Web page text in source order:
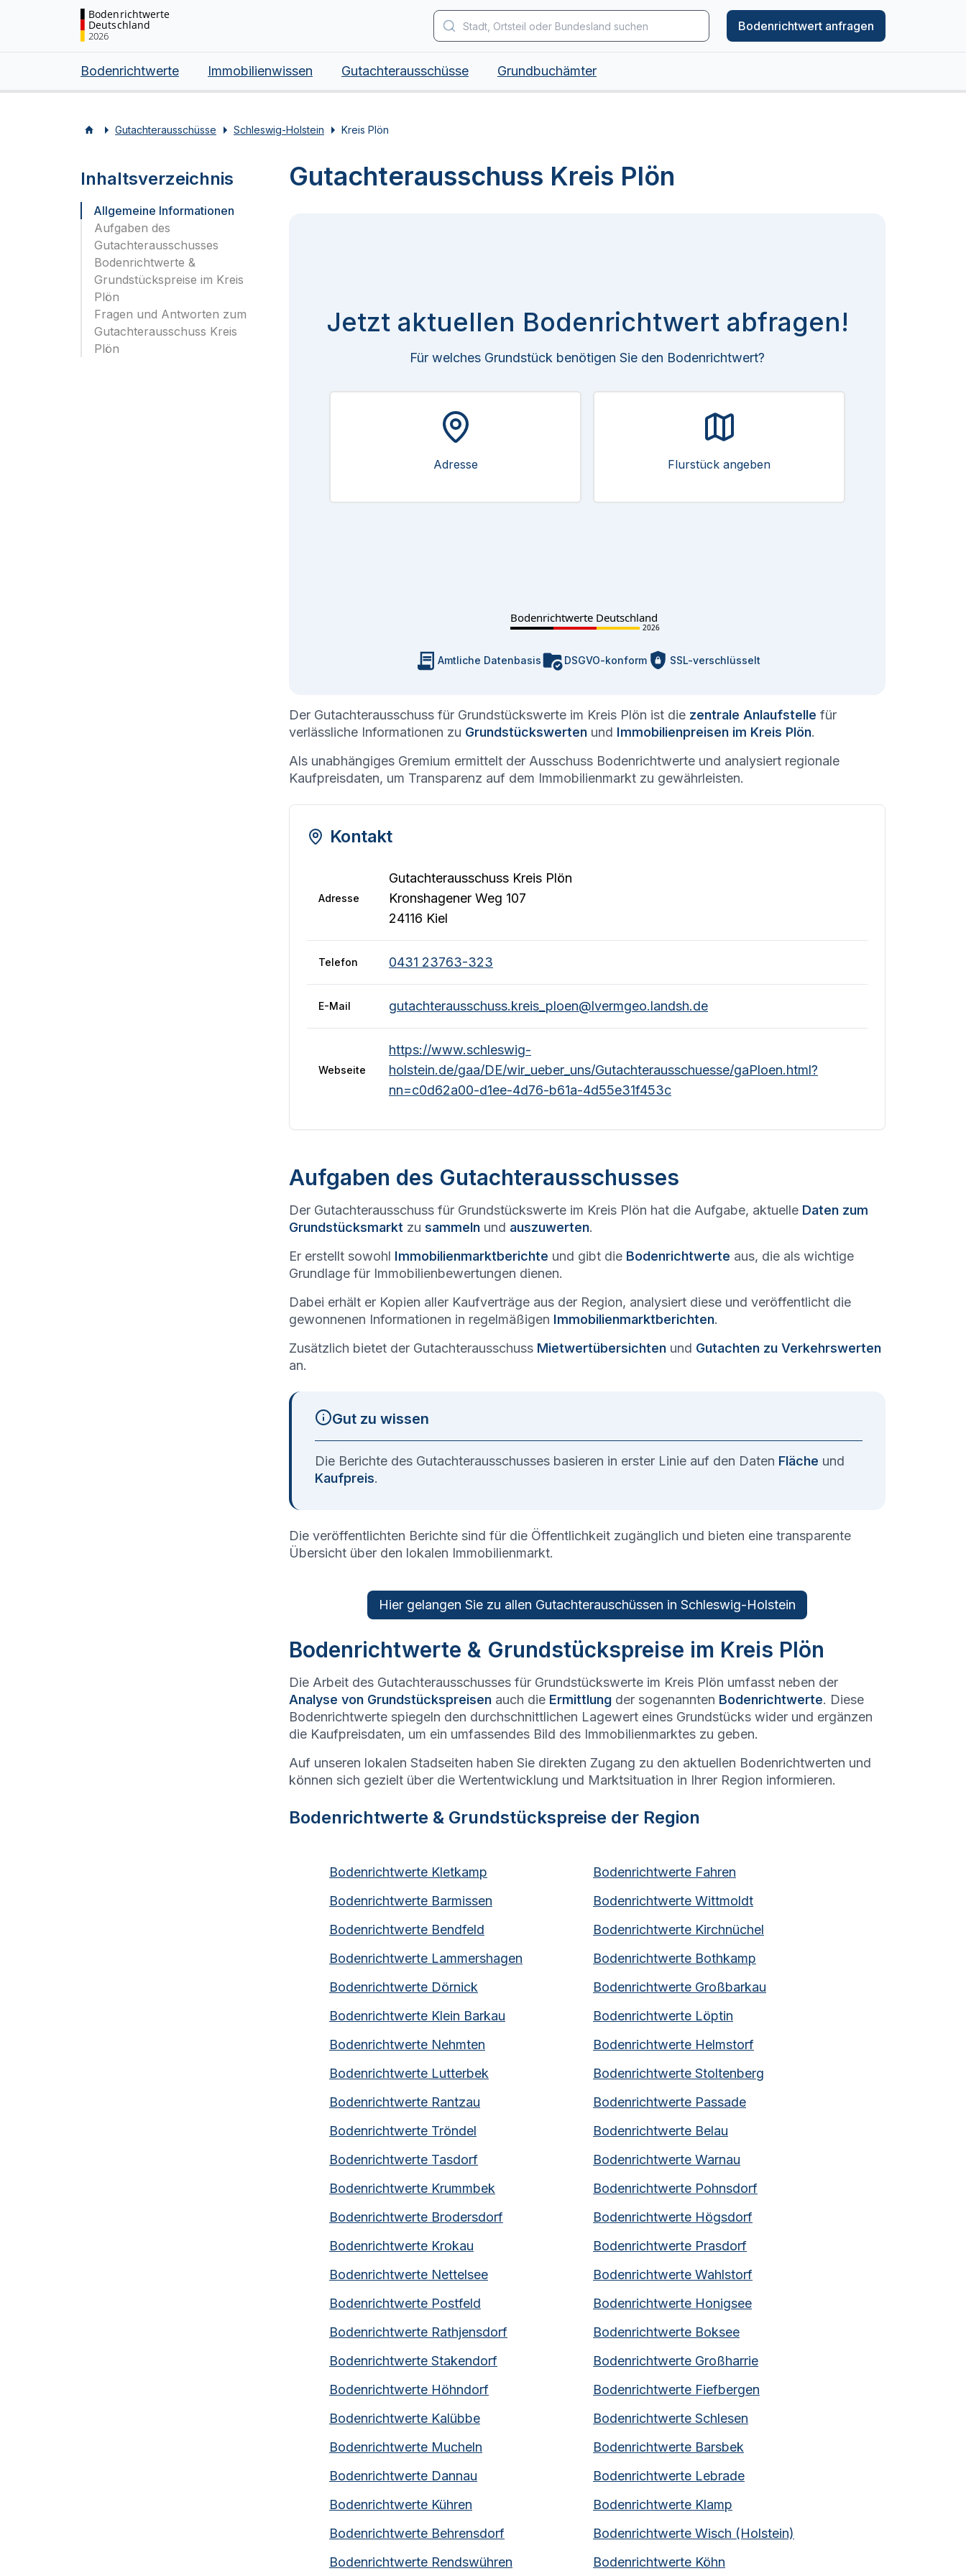
Bodenrichtwerte
Deutschland
2026
Bodenrichtwert anfragen
Bodenrichtwerte Immobilienwissen Gutachterausschüsse Grundbuchämter
Gutachterausschüsse Schleswig-Holstein Kreis Plön
Inhaltsverzeichnis
Allgemeine Informationen
Aufgaben des
Gutachterausschusses
Bodenrichtwerte &
Grundstückspreise im Kreis
Plön
Fragen und Antworten zum
Gutachterausschuss Kreis
Plön
Gutachterausschuss Kreis Plön
Jetzt aktuellen Bodenrichtwert abfragen!
Für welches Grundstück benötigen Sie den Bodenrichtwert?
Adresse Flurstück angeben
Bodenrichtwerte Deutschland
2026
Amtliche Datenbasis DSGVO-konform SSL-verschlüsselt
Der Gutachterausschuss für Grundstückswerte im Kreis Plön ist die zentrale Anlaufstelle für
verlässliche Informationen zu Grundstückswerten und Immobilienpreisen im Kreis Plön.
Als unabhängiges Gremium ermittelt der Ausschuss Bodenrichtwerte und analysiert regionale
Kaufpreisdaten, um Transparenz auf dem Immobilienmarkt zu gewährleisten.
Kontakt
Adresse
Gutachterausschuss Kreis Plön
Kronshagener Weg 107
24116 Kiel
Telefon 0431 23763-323
E-Mail gutachterausschuss.kreis_ploen@lvermgeo.landsh.de
Webseite
https://www.schleswig-
holstein.de/gaa/DE/wir_ueber_uns/Gutachterausschuesse/gaPloen.html?
nn=c0d62a00-d1ee-4d76-b61a-4d55e31f453c
Aufgaben des Gutachterausschusses
Der Gutachterausschuss für Grundstückswerte im Kreis Plön hat die Aufgabe, aktuelle Daten zum
Grundstücksmarkt zu sammeln und auszuwerten.
Er erstellt sowohl Immobilienmarktberichte und gibt die Bodenrichtwerte aus, die als wichtige
Grundlage für Immobilienbewertungen dienen.
Dabei erhält er Kopien aller Kaufverträge aus der Region, analysiert diese und veröffentlicht die
gewonnenen Informationen in regelmäßigen Immobilienmarktberichten.
Zusätzlich bietet der Gutachterausschuss Mietwertübersichten und Gutachten zu Verkehrswerten
an.
Gut zu wissen
Die Berichte des Gutachterausschusses basieren in erster Linie auf den Daten Fläche und
Kaufpreis.
Die veröffentlichten Berichte sind für die Öffentlichkeit zugänglich und bieten eine transparente
Übersicht über den lokalen Immobilienmarkt.
Hier gelangen Sie zu allen­ Gutachterauschüssen in Schleswig-Holstein
Bodenrichtwerte & Grundstückspreise im Kreis Plön
Die Arbeit des Gutachterausschusses für Grundstückswerte im Kreis Plön umfasst neben der
Analyse von Grundstückspreisen auch die Ermittlung der sogenannten Bodenrichtwerte. Diese
Bodenrichtwerte spiegeln den durchschnittlichen Lagewert eines Grundstücks wider und ergänzen
die Kaufpreisdaten, um ein umfassendes Bild des Immobilienmarktes zu geben.
Auf unseren lokalen Stadseiten haben Sie direkten Zugang zu den aktuellen Bodenrichtwerten und
können sich gezielt über die Wertentwicklung und Marktsituation in Ihrer Region informieren.
Bodenrichtwerte & Grundstückspreise der Region
Bodenrichtwerte Kletkamp Bodenrichtwerte Fahren
Bodenrichtwerte Barmissen Bodenrichtwerte Wittmoldt
Bodenrichtwerte Bendfeld Bodenrichtwerte Kirchnüchel
Bodenrichtwerte Lammershagen Bodenrichtwerte Bothkamp
Bodenrichtwerte Dörnick Bodenrichtwerte Großbarkau
Bodenrichtwerte Klein Barkau Bodenrichtwerte Löptin
Bodenrichtwerte Nehmten Bodenrichtwerte Helmstorf
Bodenrichtwerte Lutterbek Bodenrichtwerte Stoltenberg
Bodenrichtwerte Rantzau Bodenrichtwerte Passade
Bodenrichtwerte Tröndel Bodenrichtwerte Belau
Bodenrichtwerte Tasdorf⁠ Bodenrichtwerte Warnau
Bodenrichtwerte Krummbek Bodenrichtwerte Pohnsdorf
Bodenrichtwerte Brodersdorf Bodenrichtwerte Högsdorf
Bodenrichtwerte Krokau Bodenrichtwerte Prasdorf
Bodenrichtwerte Nettelsee Bodenrichtwerte Wahlstorf
Bodenrichtwerte Postfeld Bodenrichtwerte Honigsee
Bodenrichtwerte Rathjensdorf⁠ Bodenrichtwerte Boksee
Bodenrichtwerte Stakendorf Bodenrichtwerte Großharrie
Bodenrichtwerte Höhndorf Bodenrichtwerte Fiefbergen
Bodenrichtwerte Kalübbe Bodenrichtwerte Schlesen
Bodenrichtwerte Mucheln Bodenrichtwerte Barsbek
Bodenrichtwerte Dannau Bodenrichtwerte Lebrade
Bodenrichtwerte Kühren Bodenrichtwerte Klamp
Bodenrichtwerte Behrensdorf Bodenrichtwerte Wisch (Holstein)
Bodenrichtwerte Rendswühren Bodenrichtwerte Köhn